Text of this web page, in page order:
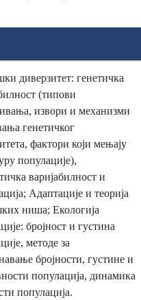
диверзитет: генетичка
(типови
извори и механизми
генетичког
фактори који мењају
популације),
варијабилност и
Адаптације и теорија
ниша; Екологија
бројност и густина
методе за
бројности, густине и
популација, динамика
популација.